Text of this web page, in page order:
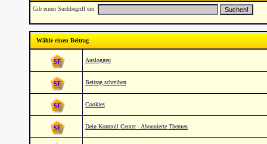
Gib einen Suchbegriff ein
Wähle einen Beitrag
Ausloggen
Beitrag schreiben
Cookies
Dein Kontroll Center - Abonnierte Themen